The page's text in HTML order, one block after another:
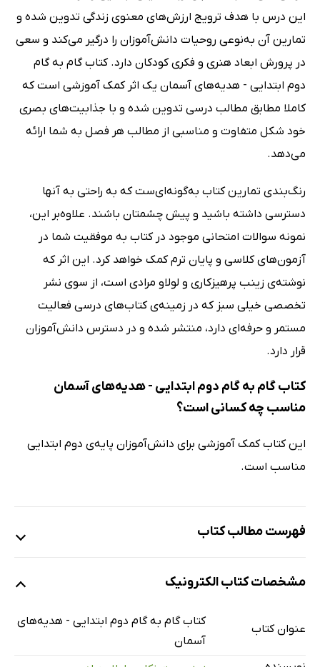
این درس با هدف ترویج ارزش‌های معنوی زندگی تدوین شده و
تمارین آن به‌نوعی روحیات دانش‌آموزان را درگیر می‌کند و سعی
در پرورش ابعاد هنری و فکری کودکان دارد. کتاب گام به گام
دوم ابتدایی - هدیه‌های آسمان یک اثر کمک آموزشی است که
کاملا مطابق مطالب درسی تدوین شده و با جذابیت‌های بصری
خود شکل متفاوت و مناسبی از مطالب هر فصل به شما ارائه
می‌دهد.
رنگ‌بندی تمارین کتاب به‌گونه‌ای‌ست که به راحتی به آنها
دسترسی داشته باشید و پیش چشمتان باشند. علاوه‌بر این،
نمونه سوالات امتحانی‌ موجود در کتاب به موفقیت شما در
آزمون‌های کلاسی و پایان ترم کمک خواهد کرد. این اثر که
نوشته‌ی زینب پرهیزکاری و لولاو مرادی است، از سوی نشر
تخصصی خیلی سبز که در زمینه‌ی کتاب‌های درسی فعالیت
مستمر و حرفه‌ای دارد، منتشر شده و در دسترس دانش‌آموزان
قرار دارد.
کتاب گام به گام دوم ابتدایی - هدیه‌های آسمان
مناسب چه کسانی است؟
این کتاب کمک آموزشی برای دانش‌آموزان پایه‌ی دوم ابتدایی
مناسب است.
فهرست مطالب کتاب
درس دوم: پرندگان چه می‌گویند؟
درس سوم: خاطره‌ی ماه
درس چهارم: مهربان‌تر از مادر
درس پنجم: می‌خواهم وضو بگیرم
مشخصات کتاب الکترونیک
عنوان کتاب
کتاب گام به گام دوم ابتدایی - هدیه‌های
آسمان